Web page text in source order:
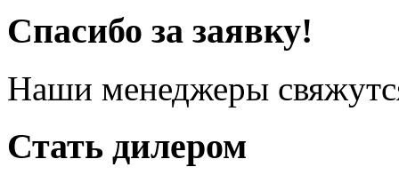
Спасибо за заявку!
Наши менеджеры
Стать дилером